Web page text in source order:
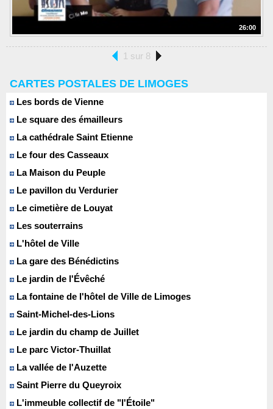
26:00
1 sur 8
CARTES POSTALES DE LIMOGES
Les bords de Vienne
Le square des émailleurs
La cathédrale Saint Etienne
Le four des Casseaux
La Maison du Peuple
Le pavillon du Verdurier
Le cimetière de Louyat
Les souterrains
L'hôtel de Ville
La gare des Bénédictins
Le jardin de l'Évêché
La fontaine de l'hôtel de Ville de Limoges
Saint-Michel-des-Lions
Le jardin du champ de Juillet
Le parc Victor-Thuillat
La vallée de l'Auzette
Saint Pierre du Queyroix
L'immeuble collectif de "l'Étoile"